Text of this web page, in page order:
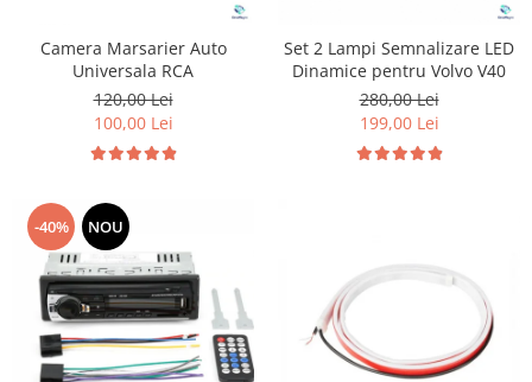
Camera Marsarier Auto
Universala RCA
120,00 Lei
100,00 Lei
Set 2 Lampi Semnalizare LED
Dinamice pentru Volvo V40
280,00 Lei
199,00 Lei
-40% NOU